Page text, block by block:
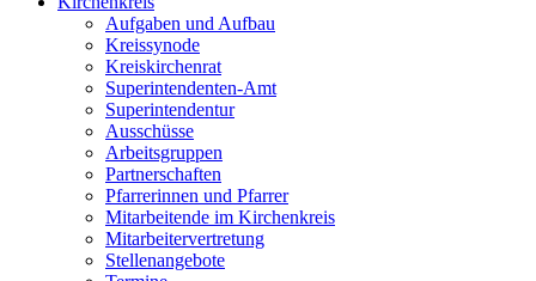
Aufgaben und Aufbau
Kreissynode
Kreiskirchenrat
Superintendenten-Amt
Superintendentur
Ausschüsse
Arbeitsgruppen
Partnerschaften
Pfarrerinnen und Pfarrer
Mitarbeitende im Kirchenkreis
Mitarbeitervertretung
Stellenangebote